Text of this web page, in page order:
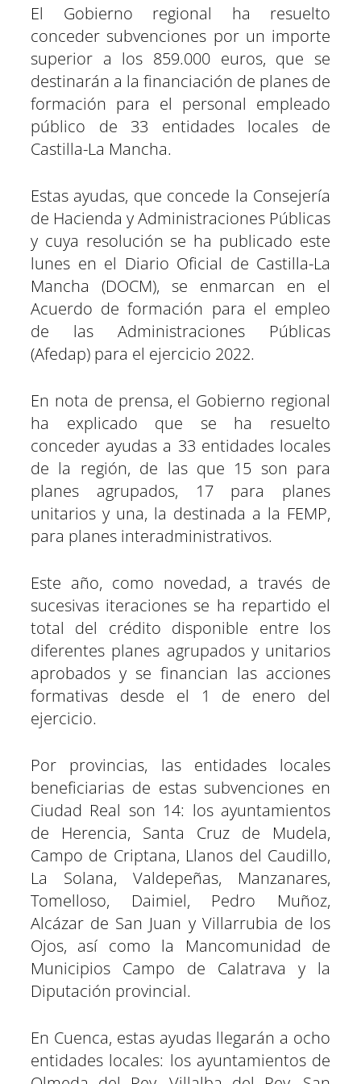
p
a
r
t
i
r
e
n
w
i
t
t
e
r
)
p
a
r
t
e
n
e
b
o
o
p
a
r
t
i
r
e
n
t
s
A
p
p
r
t
r
e
n
r
a
m
r
t
i
r
e
n
r
e
s
t
p
a
r
t
r
e
n
k
e
d
I
n
El Gobierno regional ha resuelto
conceder subvenciones por un importe
superior a los 859.000 euros, que se
destinarán a la financiación de planes de
formación para el personal empleado
público de 33 entidades locales de
Castilla-La Mancha.
Estas ayudas, que concede la Consejería
de Hacienda y Administraciones Públicas
y cuya resolución se ha publicado este
lunes en el Diario Oficial de Castilla-La
Mancha (DOCM), se enmarcan en el
Acuerdo de formación para el empleo
de las Administraciones Públicas
(Afedap) para el ejercicio 2022.
En nota de prensa, el Gobierno regional
ha explicado que se ha resuelto
conceder ayudas a 33 entidades locales
de la región, de las que 15 son para
planes agrupados, 17 para planes
unitarios y una, la destinada a la FEMP,
para planes interadministrativos.
Este año, como novedad, a través de
sucesivas iteraciones se ha repartido el
total del crédito disponible entre los
diferentes planes agrupados y unitarios
aprobados y se financian las acciones
formativas desde el 1 de enero del
ejercicio.
Por provincias, las entidades locales
beneficiarias de estas subvenciones en
Ciudad Real son 14: los ayuntamientos
de Herencia, Santa Cruz de Mudela,
Campo de Criptana, Llanos del Caudillo,
La Solana, Valdepeñas, Manzanares,
Tomelloso, Daimiel, Pedro Muñoz,
Alcázar de San Juan y Villarrubia de los
Ojos, así como la Mancomunidad de
Municipios Campo de Calatrava y la
Diputación provincial.
En Cuenca, estas ayudas llegarán a ocho
entidades locales: los ayuntamientos de